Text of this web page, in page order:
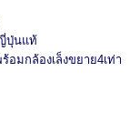
นแท้
มกล้องเล็งขยาย4เท่า